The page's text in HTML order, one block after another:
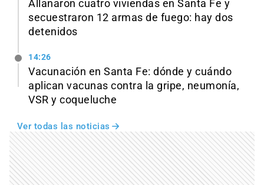
Allanaron cuatro viviendas en Santa Fe y
secuestraron 12 armas de fuego: hay dos
detenidos
14:26
Vacunación en Santa Fe: dónde y cuándo
aplican vacunas contra la gripe, neumonía,
VSR y coqueluche
Ver todas las noticias